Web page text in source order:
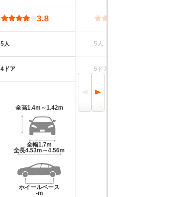
3.8
5人
4ドア
全高1.4m～1.42m
全幅1.7m
全長4.53m～4.56m
ホイールベース
-m
5人
5ドア